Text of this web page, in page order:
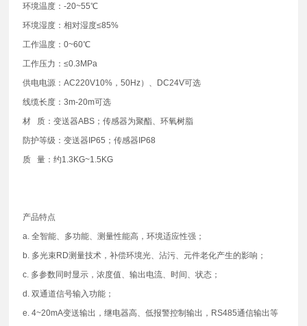
环境温度：-20~55℃
环境湿度：相对湿度≤85%
工作温度：0~60℃
工作压力：≤0.3MPa
供电电源：AC220V10%，50Hz）、DC24V可选
线缆长度：3m-20m可选
材 质：变送器ABS；传感器为聚酯、环氧树脂
防护等级：变送器IP65；传感器IP68
质 量：约1.3KG~1.5KG
产品特点
a. 全智能、多功能、测量性能高，环境适应性强；
b. 多光束RD测量技术，补偿环境光、沾污、元件老化产生的影响；
c. 多参数同时显示，浓度值、输出电流、时间、状态；
d. 双通道信号输入功能；
e. 4~20mA变送输出，继电器高、低报警控制输出，RS485通信输出等